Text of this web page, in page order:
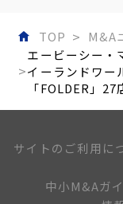
TOP
M&A
エービーシー・
イーランドワー
「FOLDER」
サイトのご利用に
中小M&Aガ